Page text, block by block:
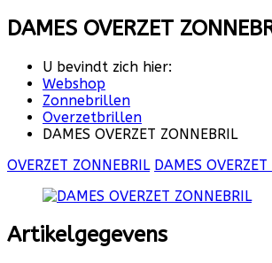
DAMES OVERZET
U bevindt zich hier:
Webshop
Zonnebrillen
Overzetbrillen
DAMES OVERZET ZONNEBRIL
OVERZET ZONNEBRIL DAMES
Artikelgegevens